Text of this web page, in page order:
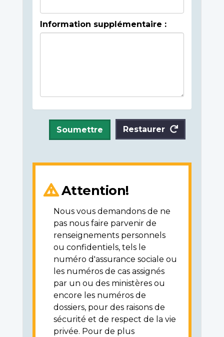
Information supplémentaire :
Soumettre Restaurer
Attention!
Nous vous demandons de ne
pas nous faire parvenir de
renseignements personnels
ou confidentiels, tels le
numéro d'assurance sociale ou
les numéros de cas assignés
par un ou des ministères ou
encore les numéros de
dossiers, pour des raisons de
sécurité et de respect de la vie
privée. Pour de plus